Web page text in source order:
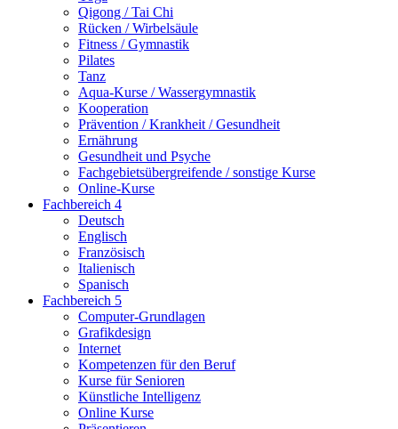
Qigong / Tai Chi
Rücken / Wirbelsäule
Fitness / Gymnastik
Pilates
Tanz
Aqua-Kurse / Wassergymnastik
Kooperation
Prävention / Krankheit / Gesundheit
Ernährung
Gesundheit und Psyche
Fachgebietsübergreifende / sonstige Kurse
Online-Kurse
Fachbereich 4
Deutsch
Englisch
Französisch
Italienisch
Spanisch
Fachbereich 5
Computer-Grundlagen
Grafikdesign
Internet
Kompetenzen für den Beruf
Kurse für Senioren
Künstliche Intelligenz
Online Kurse